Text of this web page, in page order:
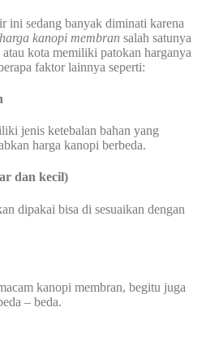
ini sedang banyak diminati karena
harga kanopi membran salah satunya
atau kota memiliki patokan harganya
faktor lainnya seperti:
jenis ketebalan bahan yang
harga kanopi berbeda.
dan kecil)
dipakai bisa di sesuaikan dengan
kanopi membran, begitu juga
– beda.